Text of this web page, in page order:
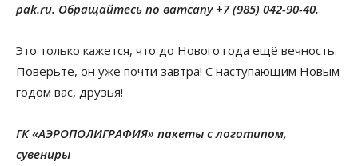
pak.ru. Обращайтесь по ватсапу +7 (985) 042-90-40.
Это только кажется, что до Нового года ещё вечность.
Поверьте, он уже почти завтра! С наступающим Новым
годом вас, друзья!
ГК «АЭРОПОЛИГРАФИЯ» пакеты с логотипом,
сувениры